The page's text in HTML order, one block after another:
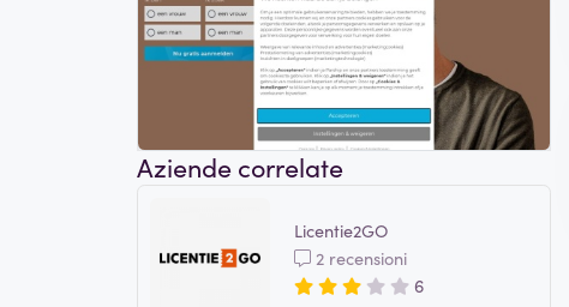
Aziende correlate
Licentie2GO
2 recensioni
6